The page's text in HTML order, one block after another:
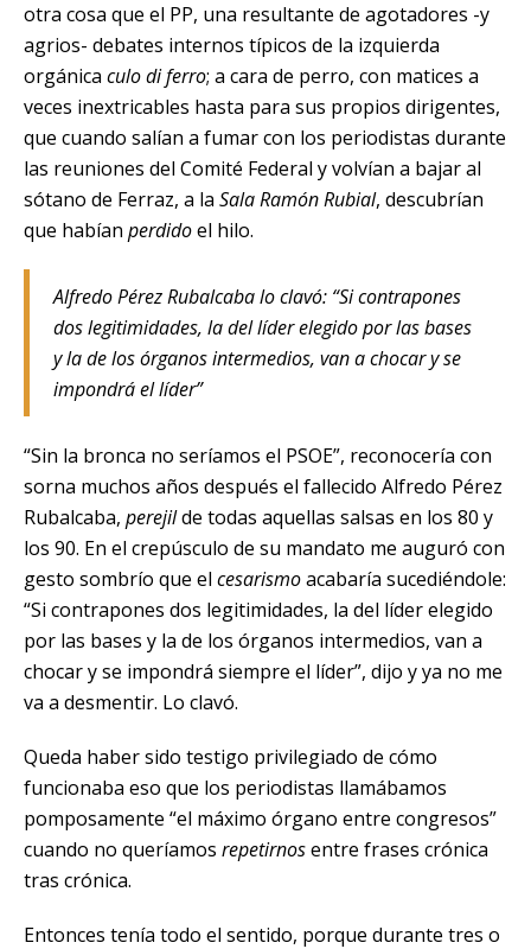
otra cosa que el PP, una resultante de agotadores -y
agrios- debates internos típicos de la izquierda
orgánica culo di ferro; a cara de perro, con matices a
veces inextricables hasta para sus propios dirigentes,
que cuando salían a fumar con los periodistas durante
las reuniones del Comité Federal y volvían a bajar al
sótano de Ferraz, a la Sala Ramón Rubial, descubrían
que habían perdidoel hilo.
Alfredo Pérez Rubalcaba lo clavó: “Si contrapones
dos legitimidades, la del líder elegido por las bases
y la de los órganos intermedios, van a chocar y se
impondrá el líder”
“Sin la bronca no seríamos el PSOE”, reconocería con
sorna muchos años después el fallecido Alfredo Pérez
Rubalcaba, perejilde todas aquellas salsas en los 80 y
los 90. En el crepúsculo de su mandato me auguró con
gesto sombrío que el cesarismoacabaría sucediéndole:
“Si contrapones dos legitimidades, la del líder elegido
por las bases y la de los órganos intermedios, van a
chocar y se impondrá siempre el líder”, dijo y ya no me
va a desmentir. Lo clavó.
Queda haber sido testigo privilegiado de cómo
funcionaba eso que los periodistas llamábamos
pomposamente “el máximo órgano entre congresos”
cuando no queríamos repetirnosentre frases crónica
tras crónica.
Entonces tenía todo el sentido, porque durante tres o